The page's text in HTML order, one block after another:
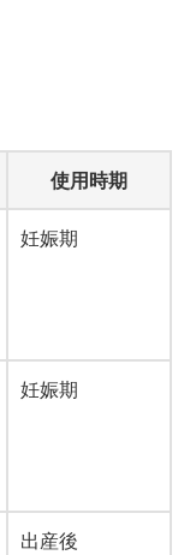
使用時期
妊娠期
妊娠期
出産後